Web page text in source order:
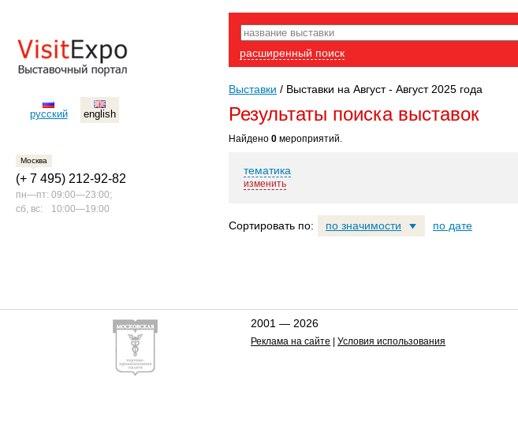
русский english
Москва
(+ 7 495) 212-92-82
пн—пт: 09:00—23:00;
сб, вс:
10:00—19:00
расширенный поиск
Выставки / Выставки на Август - Август 2025 года
Результаты поиска выставок
Найдено 0 мероприятий.
тематика
изменить
Сортировать по: по значимости по дате
2001 — 2026
Реклама на сайте Условия использования